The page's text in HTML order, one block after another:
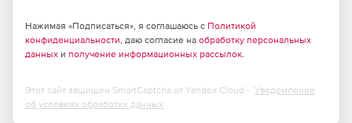
Достоинства и недостатки различных типов
электродвигателей.
Нажимая «Подписаться», я соглашаюсь с Политикой
конфиденциальности, даю согласие на обработку персональных
данных и получение информационных рассылок.
Этот сайт защищен SmartCaptcha от Yandex Cloud - Уведомление
об условиях обработки данных